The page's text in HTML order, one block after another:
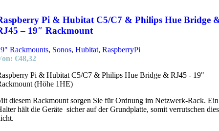
Pi & Hubitat C5/C7 & Philips Hue Bridge
– 19″ Rackmount
Rackmounts, Sonos, Hubitat, RaspberryPi
€48,32
Pi & Hubitat C5/C7 & Philips Hue Bridge & RJ45 - 19"
(Höhe 1HE)
diesem Rackmount sorgen Sie für Ordnung im Netzwerk-Rack. Ein
hält die Geräte sicher auf der Grundplatte, somit verrutschen